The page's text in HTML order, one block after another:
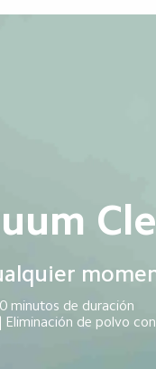
minutos de duración
Eliminación de polvo